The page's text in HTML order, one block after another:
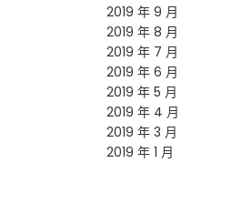
2019 年 9 月
2019 年 8 月
2019 年 7 月
2019 年 6 月
2019 年 5 月
2019 年 4 月
2019 年 3 月
2019 年 1 月